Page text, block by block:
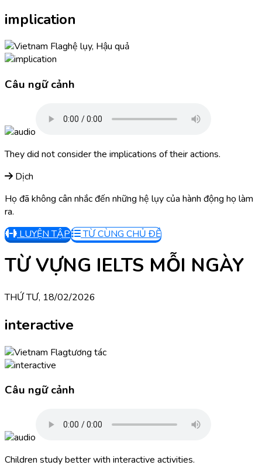
implication
hệ lụy, Hậu quả
Câu ngữ cảnh
They did not consider the implications of their actions.
Dịch
Họ đã không cân nhắc đến những hệ lụy của hành động họ làm
ra.
LUYỆN TẬP
TỪ CÙNG CHỦ ĐỀ
TỪ VỰNG IELTS MỖI NGÀY
THỨ TƯ, 18/02/2026
interactive
tương tác
Câu ngữ cảnh
Children study better with interactive activities.